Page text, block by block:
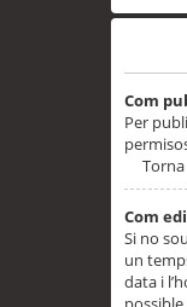
Com
Per
Torna
Com
Si no
un
data i